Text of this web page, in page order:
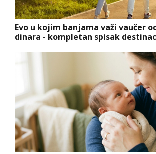
Evo u kojim banjama važi vaučer
dinara - kompletan spisak